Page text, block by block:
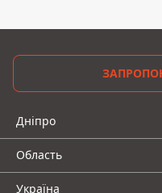
Дніпро
Область
Україна